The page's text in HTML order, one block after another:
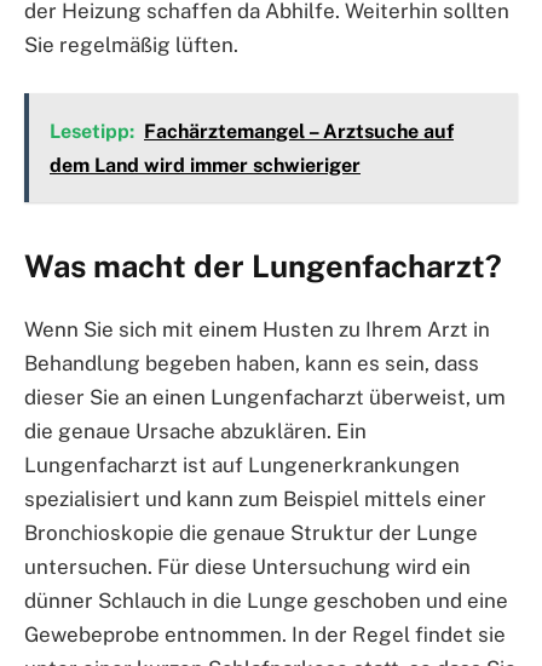
der Heizung schaffen da Abhilfe. Weiterhin sollten
Sie regelmäßig lüften.
Lesetipp: Fachärztemangel – Arztsuche auf
dem Land wird immer schwieriger
Was macht der Lungenfacharzt?
Wenn Sie sich mit einem Husten zu Ihrem Arzt in
Behandlung begeben haben, kann es sein, dass
dieser Sie an einen Lungenfacharzt überweist, um
die genaue Ursache abzuklären. Ein
Lungenfacharzt ist auf Lungenerkrankungen
spezialisiert und kann zum Beispiel mittels einer
Bronchioskopie die genaue Struktur der Lunge
untersuchen. Für diese Untersuchung wird ein
dünner Schlauch in die Lunge geschoben und eine
Gewebeprobe entnommen. In der Regel findet sie